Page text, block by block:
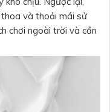
và thoải mái sử
chơi ngoài trời và cần